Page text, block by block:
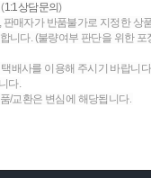
1:1상담문의)
매자가 반품불가로 지정한 상
다. (불량여부 판단을 위한
배사를 이용해 주시기 바랍니
다.
/교환은 변심에 해당됩니다.